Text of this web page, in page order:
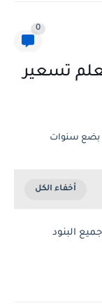
0
تسعير
بضع سنوات
البنود